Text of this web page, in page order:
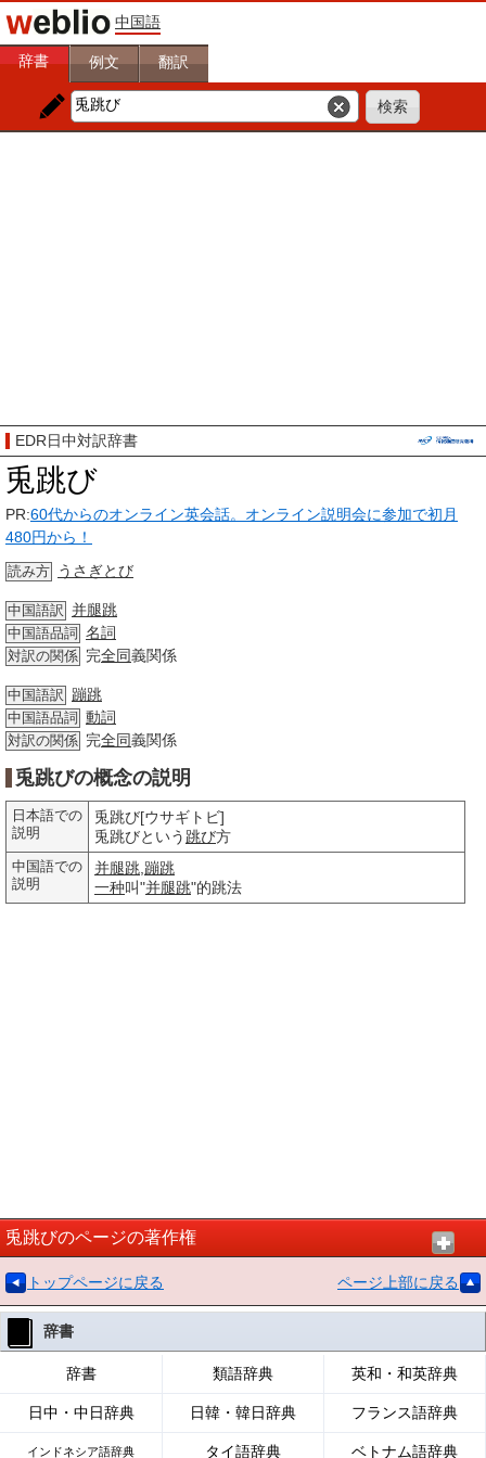
中国語
辞書 例文 翻訳
EDR日中対訳辞書
兎跳び
PR:60代からのオンライン英会話。オンライン説明会に参加で初月
480円から！
読み方 うさぎとび
中国語訳 并腿跳
中国語品詞 名詞
対訳の関係 完全同義関係
中国語訳 蹦跳
中国語品詞 動詞
対訳の関係 完全同義関係
兎跳びの概念の説明
日本語での
説明
兎跳び[ウサギトビ]
兎跳びという 跳び方
中国語での
説明
并腿跳 蹦跳
一种叫"并腿跳"的跳法
兎跳びのページの著作権
トップページに戻る ページ上部に戻る
辞書
辞書 類語辞典 英和・和英辞典
日中・中日辞典 日韓・韓日辞典 フランス語辞典
インドネシア語辞典 タイ語辞典 ベトナム語辞典